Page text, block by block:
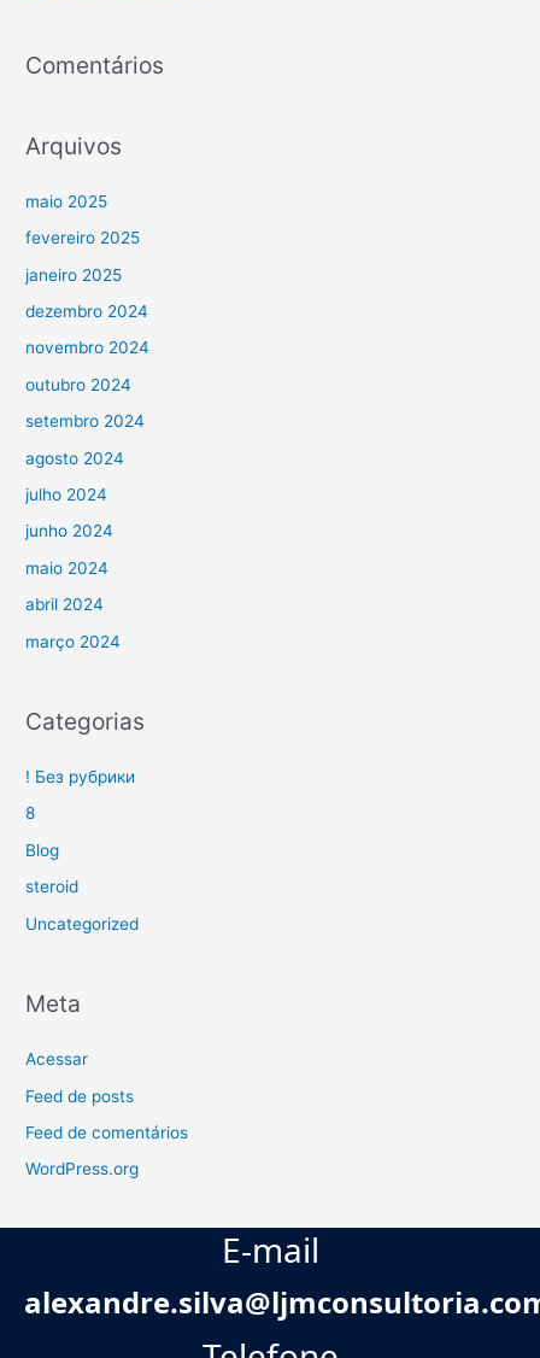
Comentários
Arquivos
maio 2025
fevereiro 2025
janeiro 2025
dezembro 2024
novembro 2024
outubro 2024
setembro 2024
agosto 2024
julho 2024
junho 2024
maio 2024
abril 2024
março 2024
Categorias
! Без рубрики
8
Blog
steroid
Uncategorized
Meta
Acessar
Feed de posts
Feed de comentários
WordPress.org
E-mail